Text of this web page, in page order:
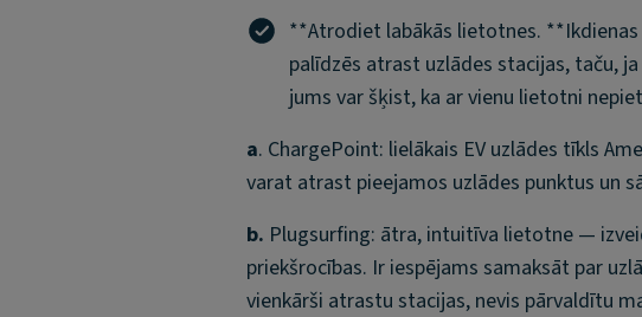
**Atrodiet labākās lietotnes.
palīdzēs atrast uzlādes stacijas, taču,
jums var šķist, ka ar vienu lietotni
a. ChargePoint: lielākais EV uzlādes tīkls
varat atrast pieejamos uzlādes punktus un
b. Plugsurfing: ātra, intuitīva lietotne —
priekšrocības. Ir iespējams samaksāt par
vienkārši atrastu stacijas, nevis pārvaldītu